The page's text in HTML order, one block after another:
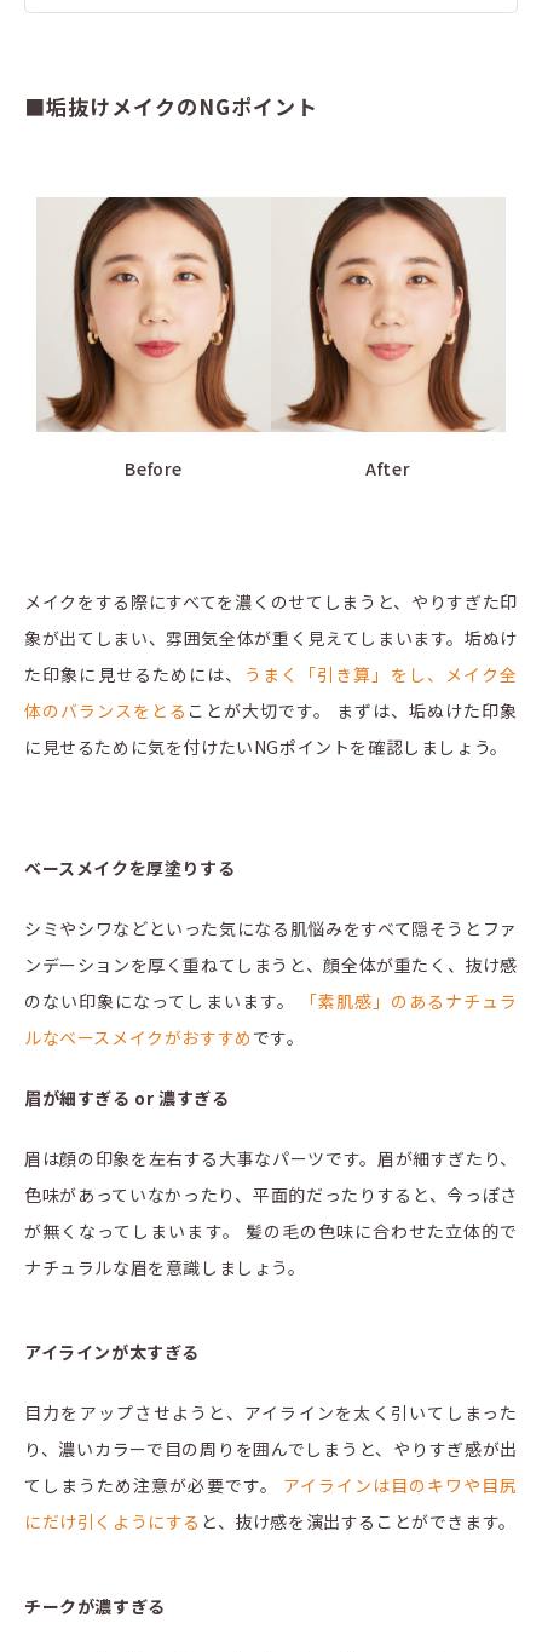
■垢抜けメイクのNGポイント
Before After
メイクをする際にすべてを濃くのせてしまうと、やりすぎた印
象が出てしまい、雰囲気全体が重く見えてしまいます。垢ぬけ
た印象に見せるためには、
うまく「引き算」をし、メイク全
体のバランスをとる ことが大切です。 まずは、垢ぬけた印象
に見せるために気を付けたいNGポイントを確認しましょう。
ベースメイクを厚塗りする
シミやシワなどといった気になる肌悩みをすべて隠そうとファ
ンデーションを厚く重ねてしまうと、顔全体が重たく、抜け感
のない印象になってしまいます。
「素肌感」のあるナチュラ
ルなベースメイクがおすすめ です。
眉が細すぎる or 濃すぎる
眉は顔の印象を左右する大事なパーツです。眉が細すぎたり、
色味があっていなかったり、平面的だったりすると、今っぽさ
が無くなってしまいます。 髪の毛の色味に合わせた立体的で
ナチュラルな眉を意識しましょう。
アイラインが太すぎる
目力をアップさせようと、アイラインを太く引いてしまった
り、濃いカラーで目の周りを囲んでしまうと、やりすぎ感が出
てしまうため注意が必要です。 アイラインは目のキワや目尻
にだけ引くようにする と、抜け感を演出することができます。
チークが濃すぎる